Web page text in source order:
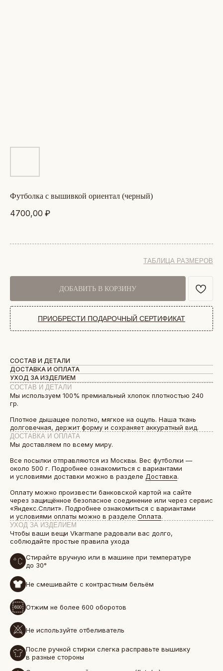
футболка с вышивкой ориентал (черный)
4700,00 ₽
ТАБЛИЦА РАЗМЕРОВ
ДОБАВИТЬ В КОРЗИНУ
ПРИОБРЕСТИ ПОДАРОЧНЫЙ СЕРТИФИКАТ
СОСТАВ И ДЕТАЛИ
ДОСТАВКА И ОПЛАТА
УХОД ЗА ИЗДЕЛИЕМ
СОСТАВ И ДЕТАЛИ
Мы используем 100% премиальный хлопок плотностью 240
гр.
Плотное дышащее полотно, мягкое на ощупь. Наша ткань
долговечная, держит форму и сохраняет аккуратный вид.
ДОСТАВКА И ОПЛАТА
Мы доставляем по всему миру.
Все посылки отправляются из Москвы. Вес футболки —
около 500 г. Подробнее ознакомиться с вариантами
и условиями доставки можно в разделе Доставка.
Оплату можно произвести банковской картой на сайте
через защищённое безопасное соединение или через сервис
«Яндекс.Сплит». Подробнее ознакомиться с вариантами
и условиями оплаты можно в разделе Оплата.
УХОД ЗА ИЗДЕЛИЕМ
Чтобы ваши вещи Vkarmane радовали вас долго,
соблюдайте простые правила ухода
Стирайте вручную или в машине при температуре
до 30°
Не смешивайте с контрастным бельём
Отжим не более 600 оборотов
Не используйте отбеливатель
После ручной стирки слегка расправьте вышивку
в разные стороны
БОЛЕЕ 50 000 ДРУЗЕЙ VKARMANE ПО ВСЕЙ СТРАНЕ
Истории, которые мы носим «в кармане»